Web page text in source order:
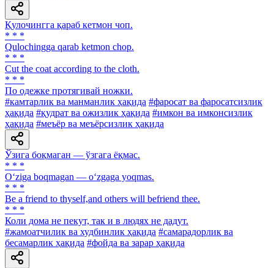
Қулочингга қараб кетмон чоп.
* * *
Qulochingga qarab ketmon chop.
* * *
Cut the coat according to the cloth.
* * *
По одежке протягивай ножки.
#камтарлик ва манманлик ҳақида #фаросат ва фаросатсизлик
ҳақида #қудрат ва ожизлик ҳақида #имкон ва имконсизлик
ҳақида #меъёр ва меъёрсизлик ҳақида
Ўзига боқмаган — ўзгага ёқмас.
* * *
O‘ziga boqmagan — o‘zgaga yoqmas.
* * *
Be a friend to thyself,and others will befriend thee.
* * *
Коли дома не пекут, так и в людях не дадут.
#жамоатчилик ва худбинлик ҳақида #самарадорлик ва
бесамарлик ҳақида #фойда ва зарар ҳақида